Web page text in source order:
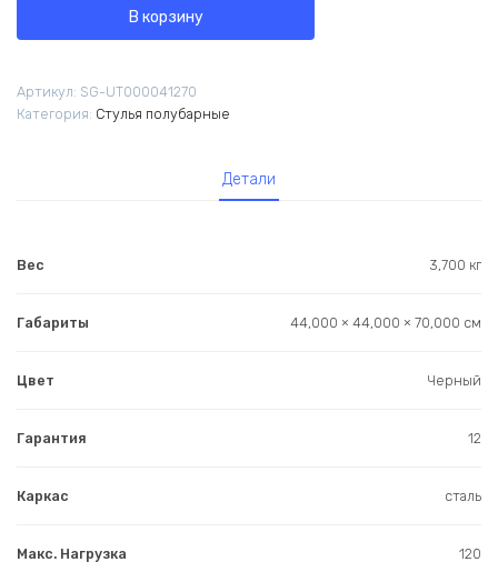
полубарный
чёрный
В корзину
Артикул: SG-UT000041270
Категория: Стулья полубарные
Детали
Вес 3,700 кг
Габариты 44,000 × 44,000 × 70,000 см
Цвет Черный
Гарантия 12
Каркас сталь
Макс. Нагрузка 120